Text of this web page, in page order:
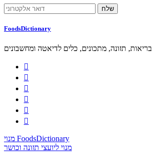
FoodsDictionary
בריאות, תזונה, מתכונים, כלים לדיאטה ומחשבונים






מנוי FoodsDictionary
מנוי ליועצי תזונה וכושר